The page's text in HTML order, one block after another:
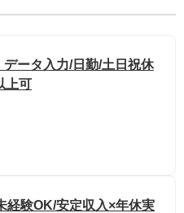
ータ入力/日勤/土日祝休
上可
経験OK/安定収入×年休実